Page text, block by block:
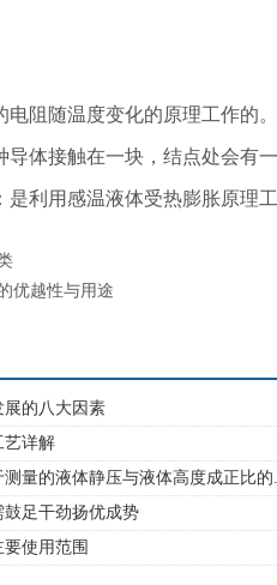
阻随温度变化的原理工作的。
接触在一块，结点处会有一
利用感温液体受热膨胀原理工
优越性与用途
的八大因素
艺详解
量的液体静压与液体高度成正比的
足干劲扬优成势
使用范围